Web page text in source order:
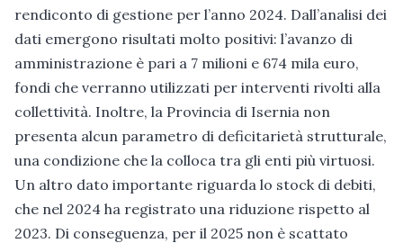
rendiconto di gestione per l’anno 2024. Dall’analisi dei
dati emergono risultati molto positivi: l’avanzo di
amministrazione è pari a 7 milioni e 674 mila euro,
fondi che verranno utilizzati per interventi rivolti alla
collettività. Inoltre, la Provincia di Isernia non
presenta alcun parametro di deficitarietà strutturale,
una condizione che la colloca tra gli enti più virtuosi.
Un altro dato importante riguarda lo stock di debiti,
che nel 2024 ha registrato una riduzione rispetto al
2023. Di conseguenza, per il 2025 non è scattato